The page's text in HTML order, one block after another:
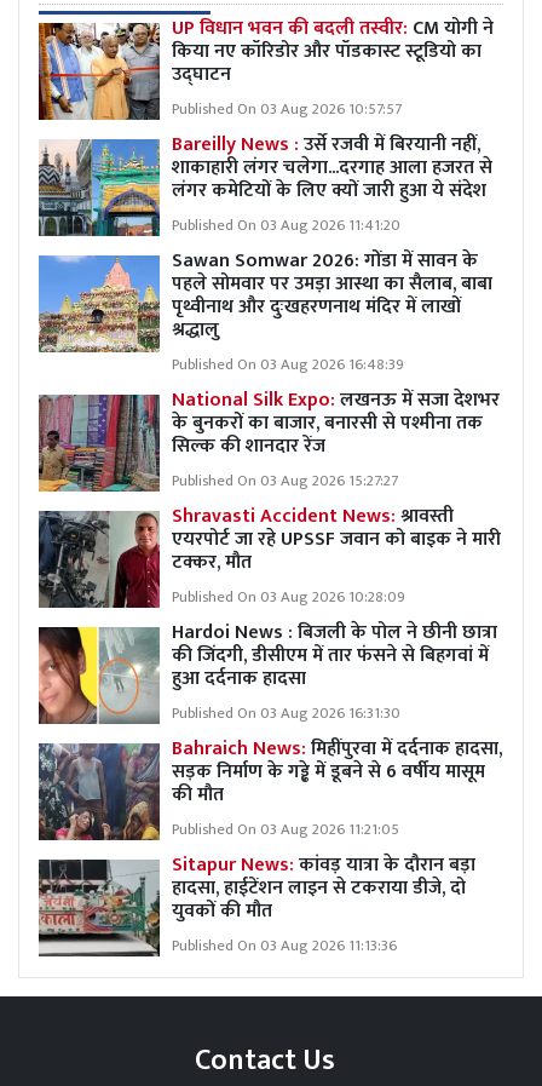
UP विधान भवन की बदली तस्वीर: CM योगी ने
किया नए कॉरिडोर और पॉडकास्ट स्टूडियो का
उद्घाटन
Published On 03 Aug 2026 10:57:57
Bareilly News :उर्से रजवी में बिरयानी नहीं,
शाकाहारी लंगर चलेगा...दरगाह आला हजरत से
लंगर कमेटियों के लिए क्यों जारी हुआ ये संदेश
Published On 03 Aug 2026 11:41:20
Sawan Somwar 2026: गोंडा में सावन के
पहले सोमवार पर उमड़ा आस्था का सैलाब, बाबा
पृथ्वीनाथ और दुःखहरणनाथ मंदिर में लाखों
श्रद्धालु
Published On 03 Aug 2026 16:48:39
National Silk Expo:लखनऊ में सजा देशभर
के बुनकरों का बाजार, बनारसी से पश्मीना तक
सिल्क की शानदार रेंज
Published On 03 Aug 2026 15:27:27
Shravasti Accident News:श्रावस्ती
एयरपोर्ट जा रहे UPSSF जवान को बाइक ने मारी
टक्कर, मौत
Published On 03 Aug 2026 10:28:09
Hardoi News : बिजली के पोल ने छीनी छात्रा
की जिंदगी, डीसीएम में तार फंसने से बिहगवां में
हुआ दर्दनाक हादसा
Published On 03 Aug 2026 16:31:30
Bahraich News:मिहींपुरवा में दर्दनाक हादसा,
सड़क निर्माण के गड्ढे में डूबने से 6 वर्षीय मासूम
की मौत
Published On 03 Aug 2026 11:21:05
Sitapur News:कांवड़ यात्रा के दौरान बड़ा
हादसा, हाईटेंशन लाइन से टकराया डीजे, दो
युवकों की मौत
Published On 03 Aug 2026 11:13:36
Contact Us